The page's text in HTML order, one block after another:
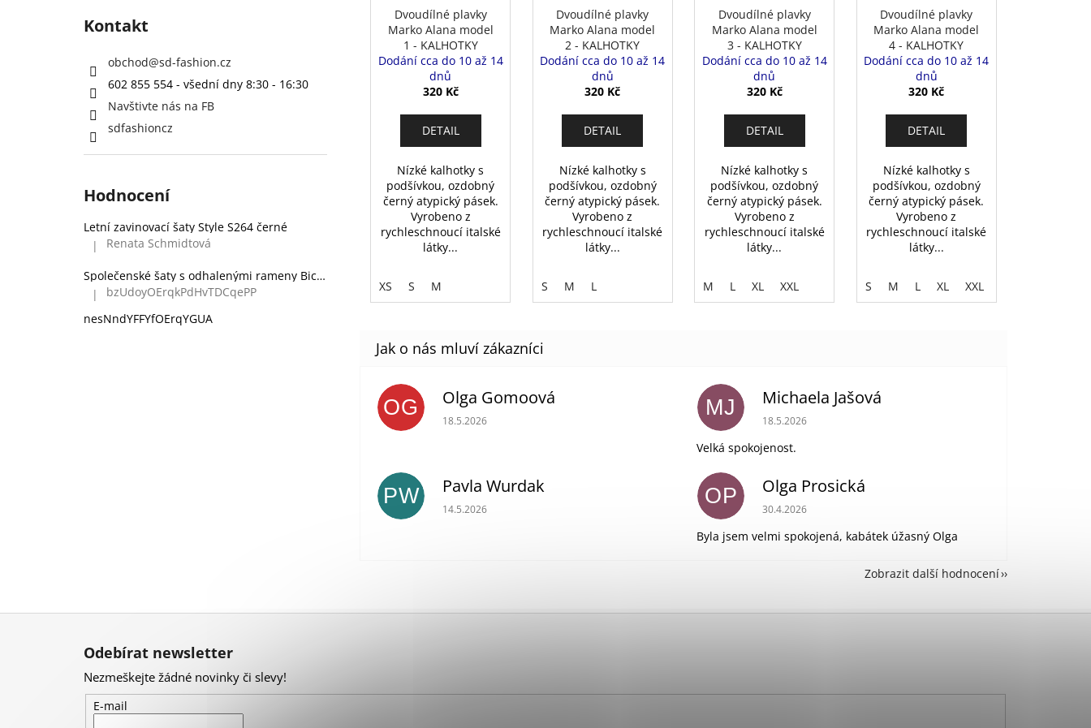
Kontakt
obchod@sd-fashion.cz
602 855 554 - všední dny 8:30 - 16:30
Navštivte nás na FB
sdfashioncz
Hodnocení
Letní zavinovací šaty Style S264 černé
Hodnocení produktu je 5 z 5 hvězdiček.
| Renata Schmidtová
Společenské šaty s odhalenými rameny Bicotone 336 zelené
Hodnocení produktu je 5 z 5 hvězdiček.
|
bzUdoyOErqkPdHvTDCqePP
nesNndYFFYfOErqYGUA
Dvoudílné plavky
Marko Alana model
1 - KALHOTKY
Dodání cca do 10 až 14
dnů
320 Kč
DETAIL
Nízké kalhotky s
podšívkou, ozdobný
černý atypický pásek.
Vyrobeno z
rychleschnoucí italské
látky...
XS S M
Dvoudílné plavky
Marko Alana model
2 - KALHOTKY
Dodání cca do 10 až 14
dnů
320 Kč
DETAIL
Nízké kalhotky s
podšívkou, ozdobný
černý atypický pásek.
Vyrobeno z
rychleschnoucí italské
látky...
S M L
Dvoudílné plavky
Marko Alana model
3 - KALHOTKY
Dodání cca do 10 až 14
dnů
320 Kč
DETAIL
Nízké kalhotky s
podšívkou, ozdobný
černý atypický pásek.
Vyrobeno z
rychleschnoucí italské
látky...
M L XL XXL
Dvoudílné plavky
Marko Alana model
4 - KALHOTKY
Dodání cca do 10 až 14
dnů
320 Kč
DETAIL
Nízké kalhotky s
podšívkou, ozdobný
černý atypický pásek.
Vyrobeno z
rychleschnoucí italské
látky...
S M L XL XXL
OG Olga Gomoová
Hodnocení obchodu je 5 z 5 hvězdiček.
18.5.2026
MJ Michaela Jašová
Hodnocení obchodu je 5 z 5 hvězdiček.
18.5.2026
Velká spokojenost.
PW Pavla Wurdak
Hodnocení obchodu je 5 z 5 hvězdiček.
14.5.2026
OP Olga Prosická
Hodnocení obchodu je 5 z 5 hvězdiček.
30.4.2026
Byla jsem velmi spokojená, kabátek úžasný Olga
Zobrazit další hodnocení
Z
Odebírat newsletter
Nezmeškejte žádné novinky či slevy!
E-mail